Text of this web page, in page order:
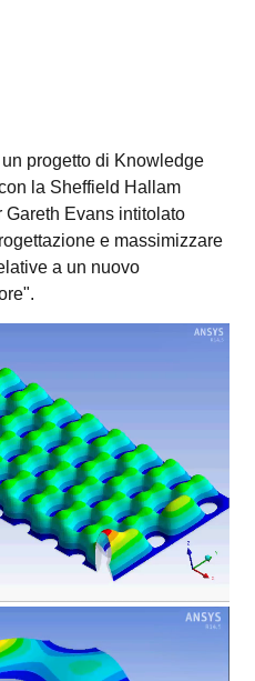
progetto di Knowledge
la Sheffield Hallam
Evans intitolato
e massimizzare
a un nuovo